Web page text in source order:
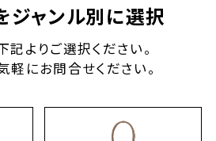
ジャンル別に選択
記よりご選択ください。
軽にお問合せください。